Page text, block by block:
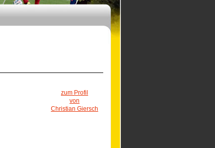
zum Profil
von
Christian Giersch